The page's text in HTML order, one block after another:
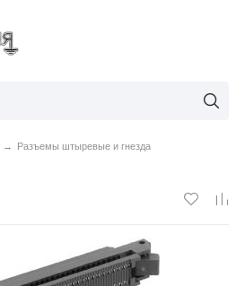
→ Разъемы штыревые и гнезда